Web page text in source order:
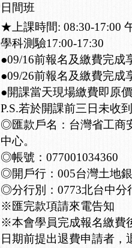
日間班
★上課時間: 08:30-17:00
學科測驗17:00-17:30
●09/16前報名及繳費完成
●09/26前報名及繳費完成
●開課當天現場繳費即原
P.S.若於開課前三日未收
◎匯款戶名：台灣省工商
中心。
◎帳號：077001034360
◎開戶行：005台灣土地
◎分行別：0773北台中分
※匯完款項請來電告知
※本會學員完成報名繳費
日期前提出退費申請者，